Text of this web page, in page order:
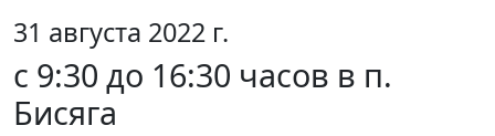
31 августа 2022 г.
с 9:30 до 16:30 часов в п.
Бисяга